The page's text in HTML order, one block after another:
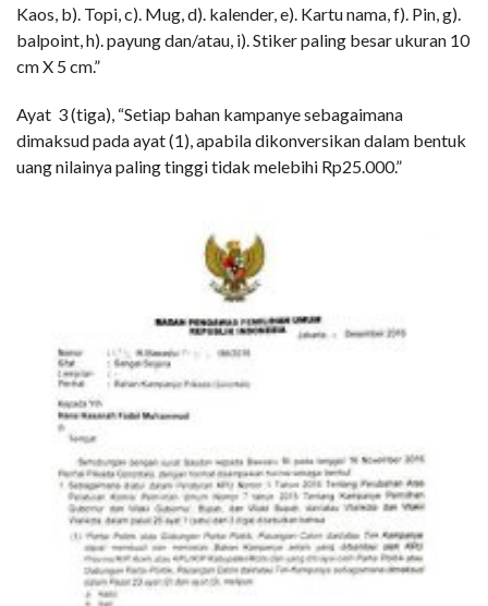
Kaos, b). Topi, c). Mug, d). kalender, e). Kartu nama, f). Pin, g).
balpoint, h). payung dan/atau, i). Stiker paling besar ukuran 10
cm X 5 cm.”
Ayat 3 (tiga), “Setiap bahan kampanye sebagaimana
dimaksud pada ayat (1), apabila dikonversikan dalam bentuk
uang nilainya paling tinggi tidak melebihi Rp25.000.”